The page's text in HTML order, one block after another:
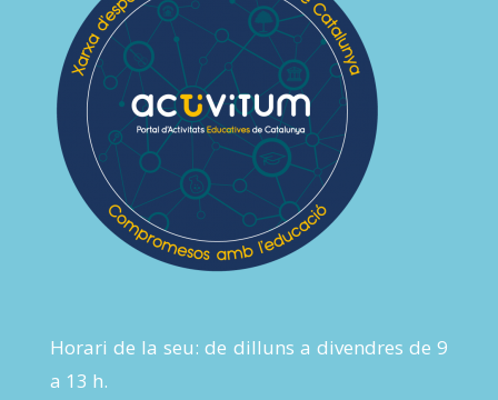
Horari de la seu: de dilluns a divendres de 9
a 13 h.